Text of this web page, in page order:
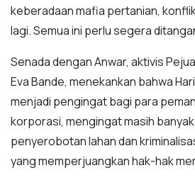
keberadaan mafia pertanian,
lagi. Semua ini perlu segera
Senada dengan Anwar, aktivis
Eva Bande, menekankan bahwa
menjadi pengingat bagi para
korporasi, mengingat masih
penyerobotan lahan dan
yang memperjuangkan hak-hak